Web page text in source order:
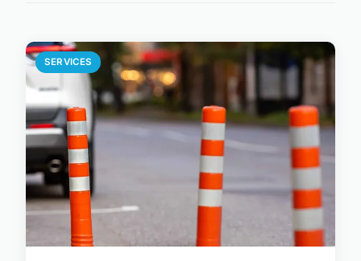
SERVICES